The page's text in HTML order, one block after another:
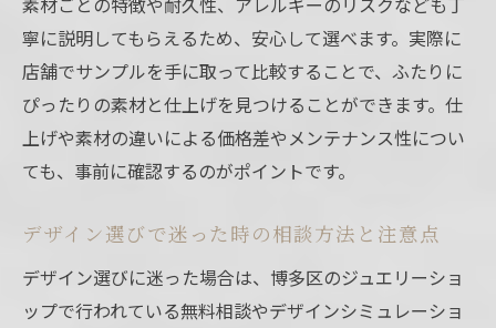
寧に説明してもらえるため、安心して選べます。実際に
店舗でサンプルを手に取って比較することで、ふたりに
ぴったりの素材と仕上げを見つけることができます。仕
上げや素材の違いによる価格差やメンテナンス性につい
ても、事前に確認するのがポイントです。
デザイン選びで迷った時の相談方法と注意点
デザイン選びに迷った場合は、博多区のジュエリーショ
ップで行われている無料相談やデザインシミュレーショ